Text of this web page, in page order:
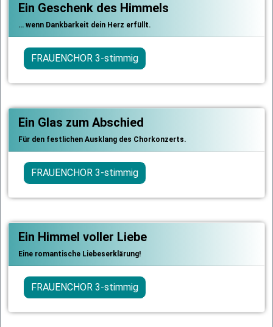
Ein Geschenk des Himmels
… wenn Dankbarkeit dein Herz erfüllt.
FRAUENCHOR 3-stimmig
Ein Glas zum Abschied
Für den festlichen Ausklang des Chorkonzerts.
FRAUENCHOR 3-stimmig
Ein Himmel voller Liebe
Eine romantische Liebeserklärung!
FRAUENCHOR 3-stimmig